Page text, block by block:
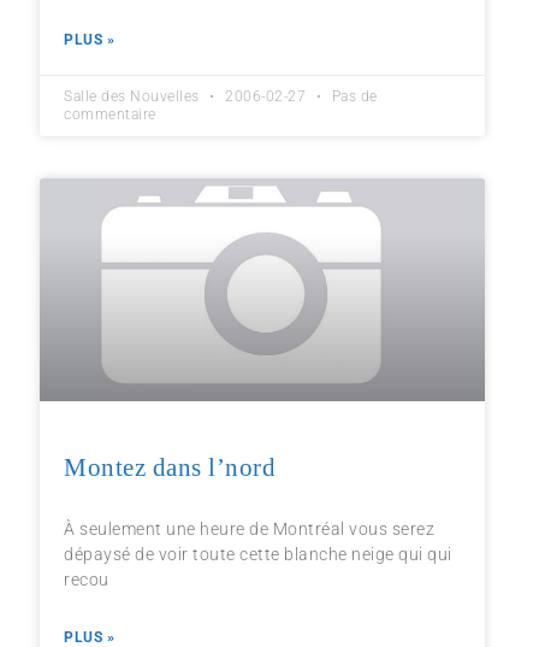
PLUS »
Salle des Nouvelles 2006-02-27
Pas de
commentaire
Montez dans l’nord
À seulement une heure de Montréal vous serez
dépaysé de voir toute cette blanche neige qui qui
recou
PLUS »